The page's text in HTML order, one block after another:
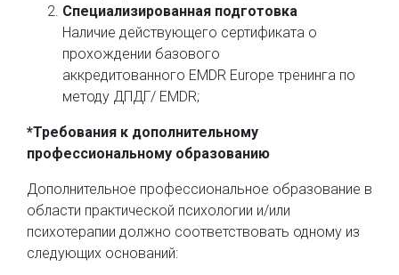
Специализированная подготовка
Наличие действующего сертификата о
прохождении базового
аккредитованного EMDR Europe тренинга по
методу ДПДГ/ EMDR;
*Требования к дополнительному
профессиональному образованию
Дополнительное профессиональное образование в
области практической психологии и/или
психотерапии должно соответствовать одному из
следующих оснований: